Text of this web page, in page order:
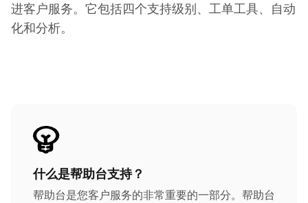
进客户服务。它包括四个支持级别、工单工具、自动
化和分析。
什么是帮助台支持？
帮助台是您客户服务的非常重要的一部分。帮助台